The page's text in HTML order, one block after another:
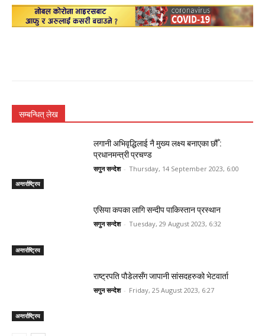
सम्बन्धित् लेख
अन्तर्राष्ट्रिय
लगानी अभिवृद्धिलाई नै मुख्य लक्ष्य बनाएका छौँ :
प्रधानमन्त्री प्रचण्ड
सगुन सन्देश - Thursday, 14 September 2023, 6:00
अन्तर्राष्ट्रिय
एसिया कपका लागि सन्दीप पाकिस्तान प्रस्थान
सगुन सन्देश - Tuesday, 29 August 2023, 6:32
अन्तर्राष्ट्रिय
राष्ट्रपति पौडेलसँग जापानी सांसदहरुको भेटवार्ता
सगुन सन्देश - Friday, 25 August 2023, 6:27